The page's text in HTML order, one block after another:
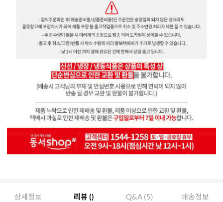
상세정보 리뷰 () Q&A (5) 배송정보